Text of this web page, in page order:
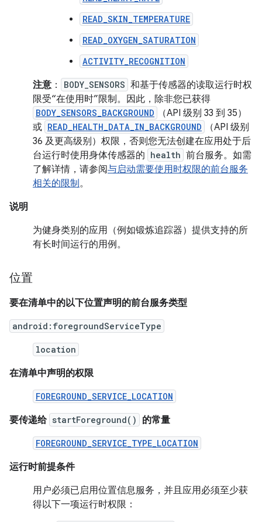
READ_SKIN_TEMPERATURE
READ_OXYGEN_SATURATION
ACTIVITY_RECOGNITION
注意： BODY_SENSORS 和基于传感器的读取运行时权
限受“在使用时”限制。因此，除非您已获得
BODY_SENSORS_BACKGROUND
（API 级别 33 到 35）
或 READ_HEALTH_DATA_IN_BACKGROUND
（API 级别
36 及更高级别）权限，否则您无法创建在应用处于后
台运行时使用身体传感器的 health 前台服务。如需
了解详情，请参阅与启动需要使用时权限的前台服务
相关的限制。
说明
为健身类别的应用（例如锻炼追踪器）提供支持的所
有长时间运行的用例。
位置
要在清单中的以下位置声明的前台服务类型
android:foregroundServiceType
location
在清单中声明的权限
FOREGROUND_SERVICE_LOCATION
要传递给 startForeground() 的常量
FOREGROUND_SERVICE_TYPE_LOCATION
运行时前提条件
用户必须已启用位置信息服务，并且应用必须至少获
得以下一项运行时权限：